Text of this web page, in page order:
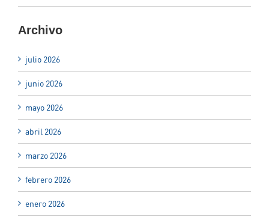
Archivo
julio 2026
junio 2026
mayo 2026
abril 2026
marzo 2026
febrero 2026
enero 2026